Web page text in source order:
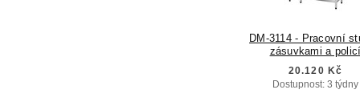
DM-3114 - Pracovní
zásuvkami a
20.120 Kč
Dostupnost: 3 týdny